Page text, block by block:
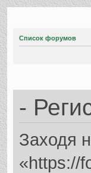
Список форумов
-
Заходя
«https://